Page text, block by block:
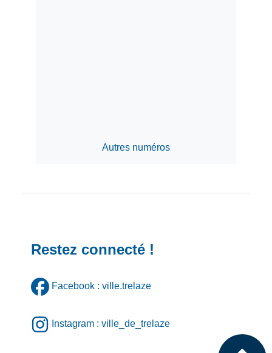
Autres numéros
Restez connecté !
Facebook : ville.trelaze
Instagram : ville_de_trelaze